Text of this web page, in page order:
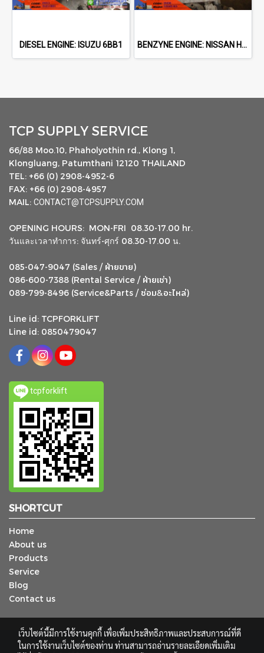
DIESEL ENGINE: ISUZU 6BB1 BENZYNE ENGINE: NISSAN H25
TCP SUPPLY SERVICE
66/88 Moo.10, Phaholyothin rd., Klong 1,
Klongluang, Patumthani 12120 THAILAND
TEL: +66 (0) 2908-4952-6
FAX: +66 (0) 2908-4957
MAIL: CONTACT@TCPSUPPLY.COM
OPENING HOURS: MON-FRI 08.30-17.00 hr.
วันและเวลาทำการ: จันทร์-ศุกร์ 08.30-17.00 น.
085-047-9047 (Sales / ฝ่ายขาย)
086-600-7388 (Rental Service / ฝ่ายเช่า)
089-799-8496 (Service&Parts / ซ่อม&อะไหล่)
Line id: TCPFORKLIFT
Line id: 0850479047
tcpforklift
SHORTCUT
Home
About us
Products
Service
Blog
Contact us
© Copyright 2018 TCP Supply Service Co., Ltd. All Rights Reserved.
เว็บไซต์นี้มีการใช้งานคุกกี้ เพื่อเพิ่มประสิทธิภาพและประสบการณ์ที่ดี
ในการใช้งานเว็บไซต์ของท่าน ท่านสามารถอ่านรายละเอียดเพิ่มเติม